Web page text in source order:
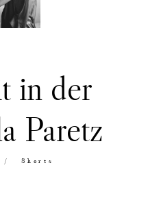
in der
Paretz
Shorts